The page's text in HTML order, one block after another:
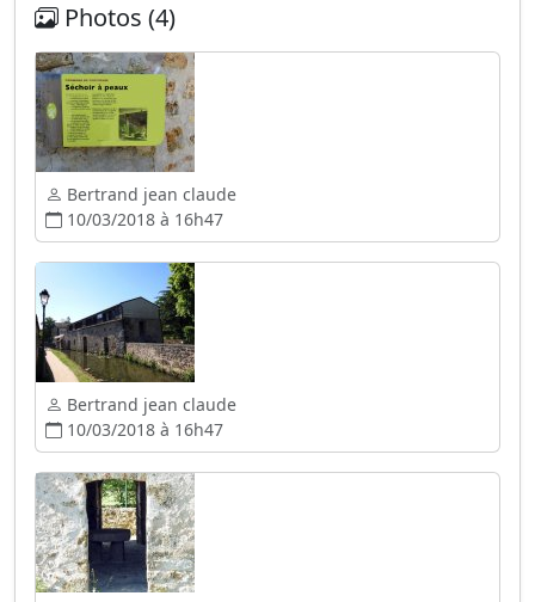
Photos (4)
Bertrand jean claude
10/03/2018 à 16h47
Bertrand jean claude
10/03/2018 à 16h47